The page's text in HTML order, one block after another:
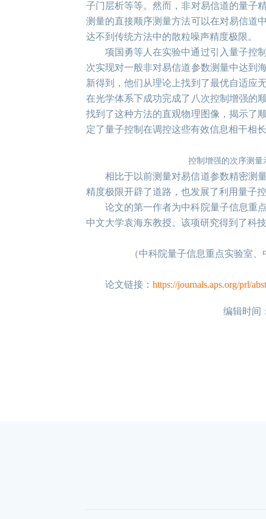
子门层析等等。然而，非对易信道的量子
测量的直接顺序测量方法可以在对易信道
达不到传统方法中的散粒噪声精度极限。
项国勇等人在实验中通过引入量子控
次实现对一般非对易信道参数测量中达到
新得到，他们从理论上找到了最优自适应
在光学体系下成功完成了八次控制增强的
找到了这种方法的直观物理图像，揭示了
定了量子控制在调控这些有效信息相干相
控制增强的次序测
相比于以前测量对易信道参数精密测
精度极限开辟了道路，也发展了利用量子
论文的第一作者为中科院量子信息重
中文大学袁海东教授。该项研究得到了科
（中科院量子信息重点实验室
论文链接： https://journals.aps.org/prl/
编辑时间